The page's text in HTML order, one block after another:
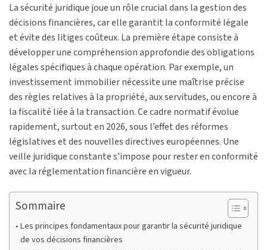
La sécurité juridique joue un rôle crucial dans la gestion des
décisions financières, car elle garantit la conformité légale
et évite des litiges coûteux. La première étape consiste à
développer une compréhension approfondie des obligations
légales spécifiques à chaque opération. Par exemple, un
investissement immobilier nécessite une maîtrise précise
des règles relatives à la propriété, aux servitudes, ou encore à
la fiscalité liée à la transaction. Ce cadre normatif évolue
rapidement, surtout en 2026, sous l’effet des réformes
législatives et des nouvelles directives européennes. Une
veille juridique constante s’impose pour rester en conformité
avec la réglementation financière en vigueur.
Sommaire
Les principes fondamentaux pour garantir la sécurité juridique
de vos décisions financières